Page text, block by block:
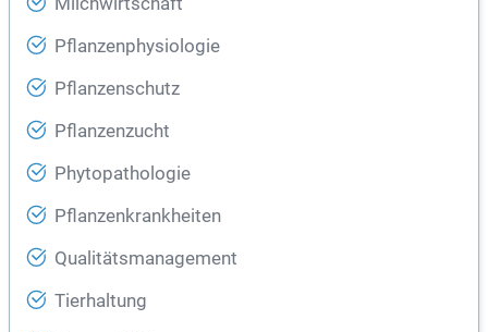
Pflanzenphysiologie
Pflanzenschutz
Pflanzenzucht
Phytopathologie
Pflanzenkrankheiten
Qualitätsmanagement
Tierhaltung